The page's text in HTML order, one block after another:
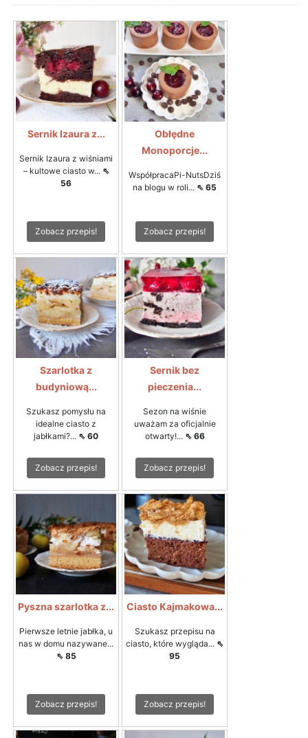
Sernik Izaura z...
Sernik Izaura z wiśniami
– kultowe ciasto w... ⇖
56
Zobacz przepis!
Obłędne
Monoporcje...
WspółpracaPi-NutsDziś
na blogu w roli... ⇖ 65
Zobacz przepis!
Szarlotka z
budyniową...
Szukasz pomysłu na
idealne ciasto z
jabłkami?... ⇖ 60
Zobacz przepis!
Sernik bez
pieczenia...
Sezon na wiśnie
uważam za oficjalnie
otwarty!... ⇖ 66
Zobacz przepis!
Pyszna szarlotka z...
Pierwsze letnie jabłka, u
nas w domu nazywane...
⇖ 85
Zobacz przepis!
Ciasto Kajmakowa...
Szukasz przepisu na
ciasto, które wygląda... ⇖
95
Zobacz przepis!